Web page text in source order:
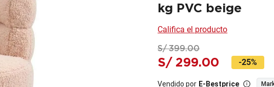
kg PVC beige
Califica el producto
S/ 399.00
S/ 299.00 -25%
Vendido por E-Bestprice